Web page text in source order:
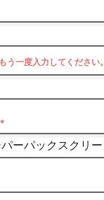
う一度入力してください。
＊